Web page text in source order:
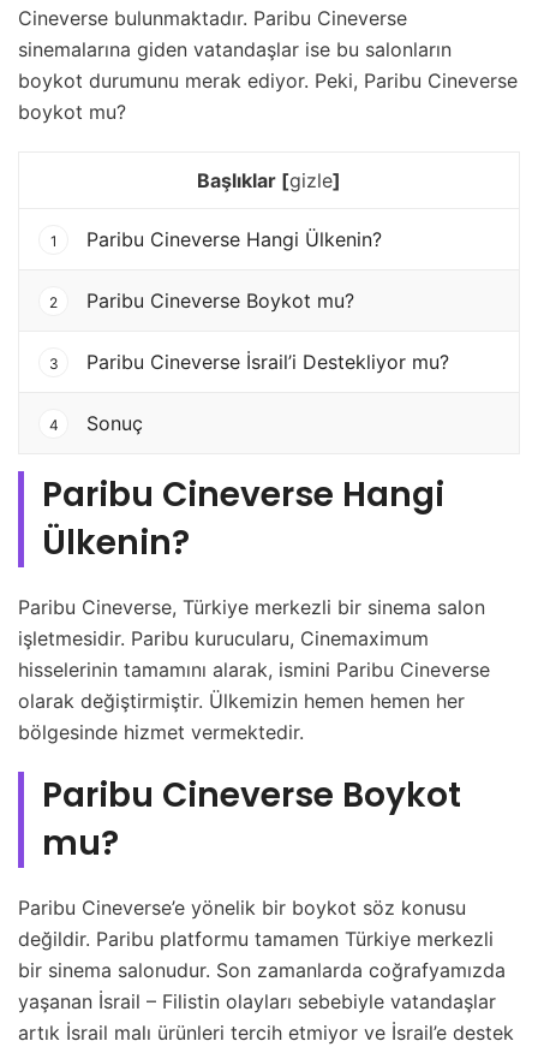
Cineverse bulunmaktadır. Paribu Cineverse
sinemalarına giden vatandaşlar ise bu salonların
boykot durumunu merak ediyor. Peki, Paribu Cineverse
boykot mu?
Başlıklar [gizle]
1 Paribu Cineverse Hangi Ülkenin?
2 Paribu Cineverse Boykot mu?
3 Paribu Cineverse İsrail’i Destekliyor mu?
4 Sonuç
Paribu Cineverse Hangi
Ülkenin?
Paribu Cineverse, Türkiye merkezli bir sinema salon
işletmesidir. Paribu kurucularu, Cinemaximum
hisselerinin tamamını alarak, ismini Paribu Cineverse
olarak değiştirmiştir. Ülkemizin hemen hemen her
bölgesinde hizmet vermektedir.
Paribu Cineverse Boykot
mu?
Paribu Cineverse’e yönelik bir boykot söz konusu
değildir. Paribu platformu tamamen Türkiye merkezli
bir sinema salonudur. Son zamanlarda coğrafyamızda
yaşanan İsrail – Filistin olayları sebebiyle vatandaşlar
artık İsrail malı ürünleri tercih etmiyor ve İsrail’e destek